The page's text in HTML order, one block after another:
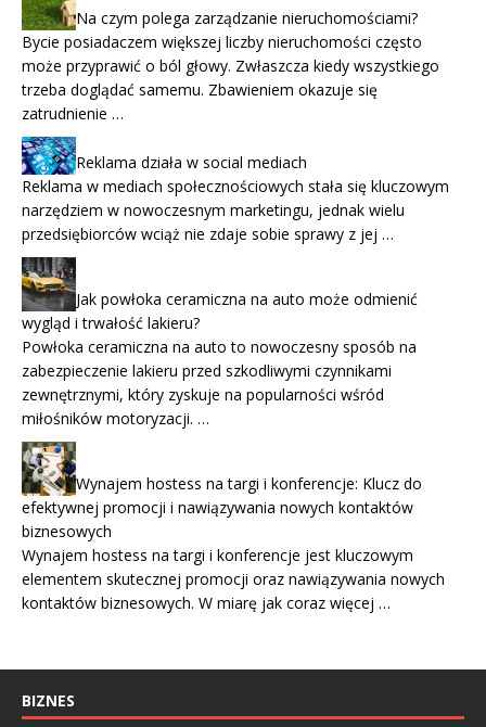
Na czym polega zarządzanie nieruchomościami?
Bycie posiadaczem większej liczby nieruchomości często
może przyprawić o ból głowy. Zwłaszcza kiedy wszystkiego
trzeba doglądać samemu. Zbawieniem okazuje się
zatrudnienie …
Reklama działa w social mediach
Reklama w mediach społecznościowych stała się kluczowym
narzędziem w nowoczesnym marketingu, jednak wielu
przedsiębiorców wciąż nie zdaje sobie sprawy z jej …
Jak powłoka ceramiczna na auto może odmienić
wygląd i trwałość lakieru?
Powłoka ceramiczna na auto to nowoczesny sposób na
zabezpieczenie lakieru przed szkodliwymi czynnikami
zewnętrznymi, który zyskuje na popularności wśród
miłośników motoryzacji. …
Wynajem hostess na targi i konferencje: Klucz do
efektywnej promocji i nawiązywania nowych kontaktów
biznesowych
Wynajem hostess na targi i konferencje jest kluczowym
elementem skutecznej promocji oraz nawiązywania nowych
kontaktów biznesowych. W miarę jak coraz więcej …
BIZNES